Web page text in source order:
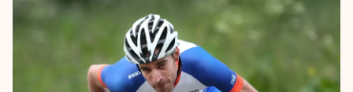
Tickets
Word schaatsfan!
Olympische Spelen
Medaille overzicht
Medaillespiegel